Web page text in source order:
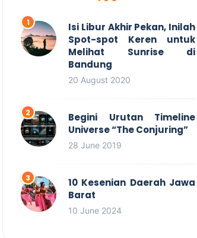
Isi Libur Akhir Pekan, Inilah
Spot-spot Keren untuk
Melihat Sunrise di
Bandung
20 August 2020
Begini Urutan Timeline
Universe “The Conjuring”
28 June 2019
10 Kesenian Daerah Jawa
Barat
10 June 2024